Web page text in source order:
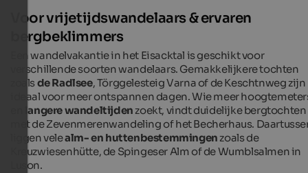
Voor vrijetijdswandelaars & ervaren
bergbeklimmers
Een wandelvakantie in het Eisacktal is geschikt voor
verschillende soorten wandelaars. Gemakkelijkere tochten
zoalsde Radlsee, Törggelesteig Varna of de Keschtnweg zijn
ideaal voor meer ontspannen dagen. Wie meer
langere wandeltijden zoekt, vindt duidelijke bergtochten
met de Zevenmerenwandeling of het Becherhaus.
liggen velealm- en huttenbestemmingen zoals de
Kreuzwiesenhütte, de Spingeser Alm of de Wumblsalmen in
Luson.